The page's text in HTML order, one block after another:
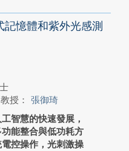
憶體和紫外光感測
授： 張御琦
智慧的快速發展，
能整合與低功耗方
控操作，光刺激操